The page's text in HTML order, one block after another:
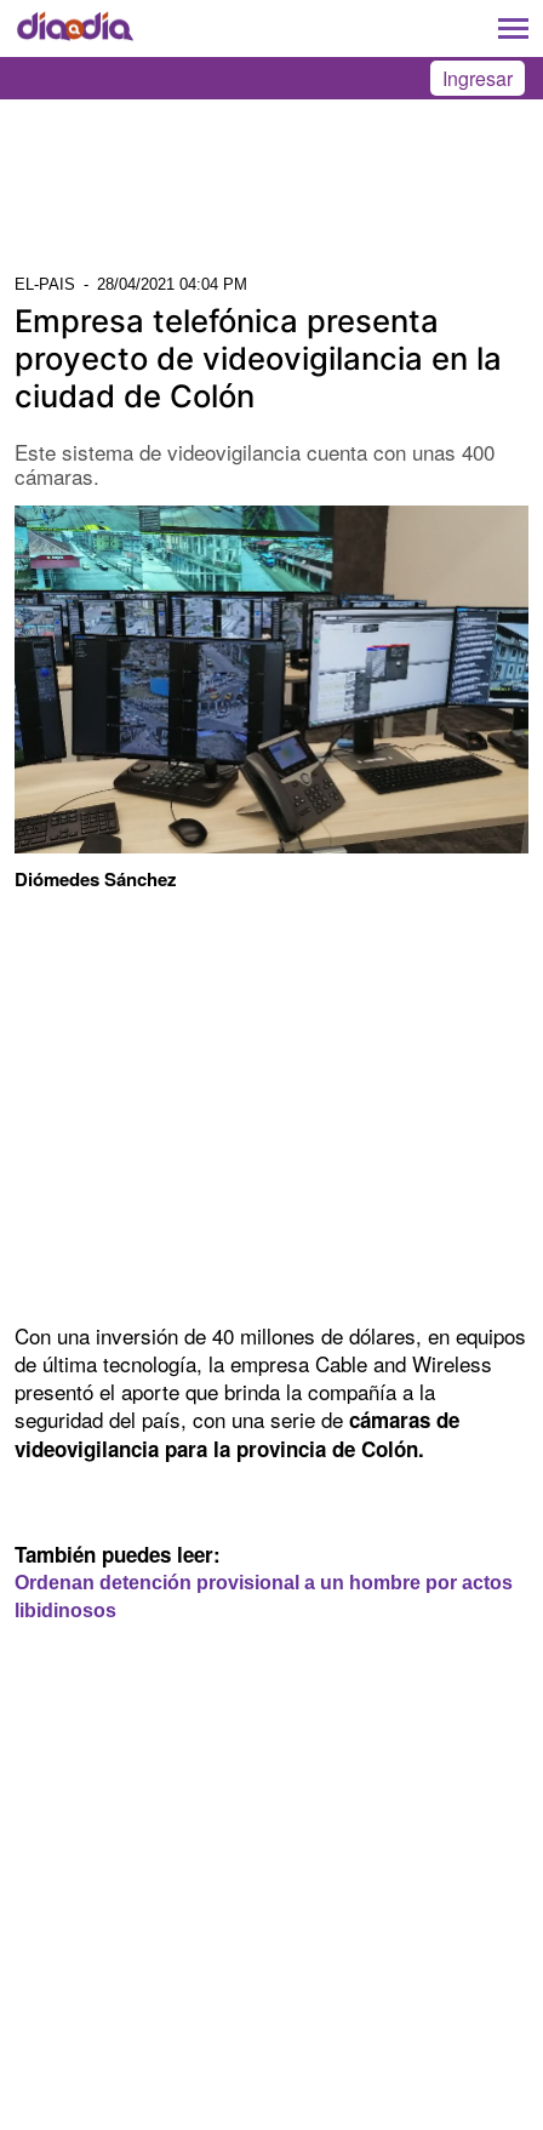
Ingresar
EL-PAIS - 28/04/2021 04:04 PM
Empresa telefónica presenta
proyecto de videovigilancia en la
ciudad de Colón
Este sistema de videovigilancia cuenta con unas 400
cámaras.
Diómedes Sánchez
Con una inversión de 40 millones de dólares, en equipos
de última tecnología, la empresa Cable and Wireless
presentó el aporte que brinda la compañía a la
seguridad del país, con una serie de cámaras de
videovigilancia para la provincia de Colón.
También puedes leer:
Ordenan detención provisional a un hombre por actos
libidinosos